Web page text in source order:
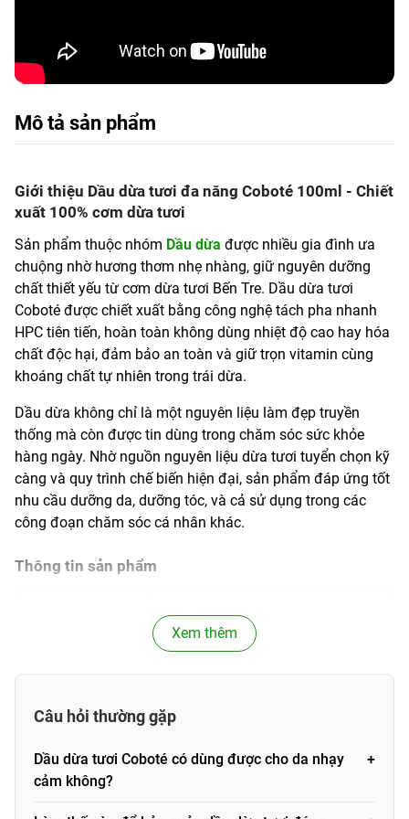
Mô tả sản phẩm
Giới thiệu Dầu dừa tươi đa năng Coboté 100ml - Chiết
xuất 100% cơm dừa tươi
Sản phẩm thuộc nhóm Dầu dừa được nhiều gia đình ưa
chuộng nhờ hương thơm nhẹ nhàng, giữ nguyên dưỡng
chất thiết yếu từ cơm dừa tươi Bến Tre. Dầu dừa tươi
Coboté được chiết xuất bằng công nghệ tách pha nhanh
HPC tiên tiến, hoàn toàn không dùng nhiệt độ cao hay hóa
chất độc hại, đảm bảo an toàn và giữ trọn vitamin cùng
khoáng chất tự nhiên trong trái dừa.
Dầu dừa không chỉ là một nguyên liệu làm đẹp truyền
thống mà còn được tin dùng trong chăm sóc sức khỏe
hàng ngày. Nhờ nguồn nguyên liệu dừa tươi tuyển chọn kỹ
càng và quy trình chế biến hiện đại, sản phẩm đáp ứng tốt
nhu cầu dưỡng da, dưỡng tóc, và cả sử dụng trong các
công đoạn chăm sóc cá nhân khác.
Thông tin sản phẩm
100ml - Chiết xuất 100% cơm dừa
tươi
Khối lượng / Dung
tích
Loại sản phẩm
Xem thêm
Câu hỏi thường gặp
Dầu dừa tươi Coboté có dùng được cho da nhạy
cảm không?